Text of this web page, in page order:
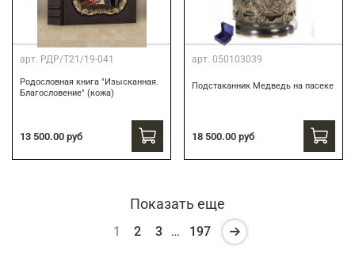
арт. РДР/Т21/19-041
Родословная книга "Изысканная.
Благословение" (кожа)
13 500.00 руб
арт. 050103039
Подстаканник Медведь на пасеке
18 500.00 руб
Показать еще
1 2 3 … 197